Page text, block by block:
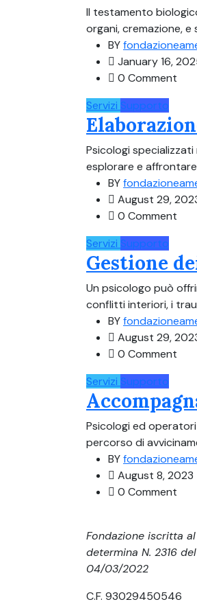
Il testamento
organi, cremazione, e
BY
January 16,
0 Comment
Servizi Supporto
Psicologi
esplorare e affrontare
BY
August 29,
0 Comment
Servizi Supporto
Gestione
Un psicologo può
conflitti interiori, i
BY
August 29,
0 Comment
Servizi Supporto
Psicologi ed
percorso di
BY
August 8, 2023
0 Comment
Fondazione iscritta al
determina N. 2316 del
04/03/2022
C.F. 93029450546